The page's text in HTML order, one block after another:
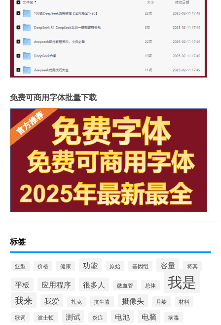
免费可商用字体批量下载
标签
亚型 价格 健康 功能 原始 基因组 容量 将其
平板 应用程序 很多人 微血管 总体 我是
我来 我爱 扎克 抗生素 摄像头 月龄 材料
歌词 波士顿 测试 炎症 电池 电脑 病毒